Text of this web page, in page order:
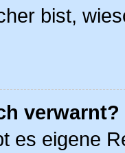
bist,
verwarnt?
es eigene